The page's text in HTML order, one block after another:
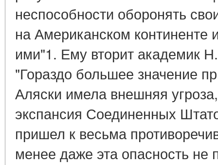
неспособности оборонять
на Американском континенте
ими"1. Ему вторит академик
"Гораздо большее значение
Аляски имела внешняя
экспансия Соединенных
пришел к весьма
менее даже эта опасность не